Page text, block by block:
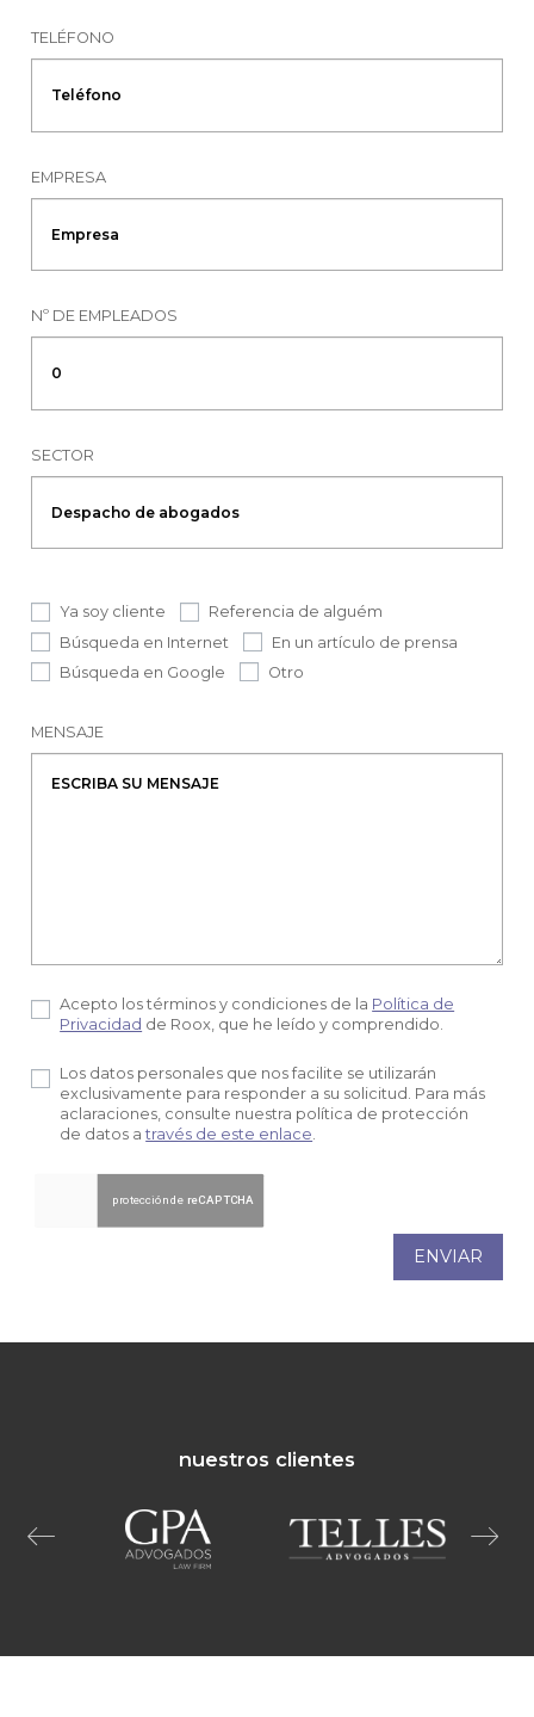
TELÉFONO
EMPRESA
Nº DE EMPLEADOS
SECTOR
Ya soy cliente
Referencia de alguém
Búsqueda en Internet
En un artículo de prensa
Búsqueda en Google
Otro
MENSAJE
Acepto los términos y condiciones de la Política de
Privacidad de Roox, que he leído y comprendido.
Los datos personales que nos facilite se utilizarán
exclusivamente para responder a su solicitud. Para más
aclaraciones, consulte nuestra política de protección
de datos através de este enlace
ENVIAR
nuestros clientes